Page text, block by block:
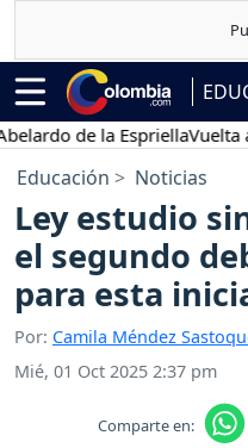
de la EspriellaVuelta a
Educación Noticias
Ley estudio
el segundo
para esta
Por: Camila Méndez
Mié, 01 Oct 2025 2:37 pm
Comparte en: